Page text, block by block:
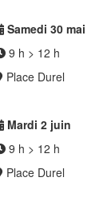
Samedi 30 mai
9 h > 12 h
Place Durel
Mardi 2 juin
9 h > 12 h
Place Durel